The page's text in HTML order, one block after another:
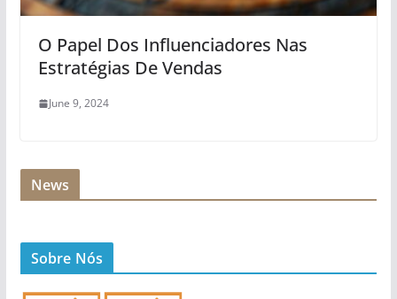
O Papel Dos Influenciadores Nas
Estratégias De Vendas
June 9, 2024
News
Sobre Nós